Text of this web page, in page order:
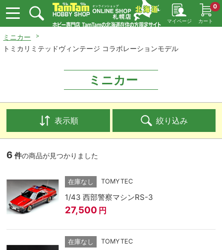
マイページ カート
0
ミニカー
トミカリミテッドヴィンテージ コラボレーションモデル
ミニカー
表示順 絞り込み
6 件の商品が見つかりました
在庫なし TOMYTEC
1/43 西部警察マシンRS-3
27,500 円
在庫なし TOMYTEC